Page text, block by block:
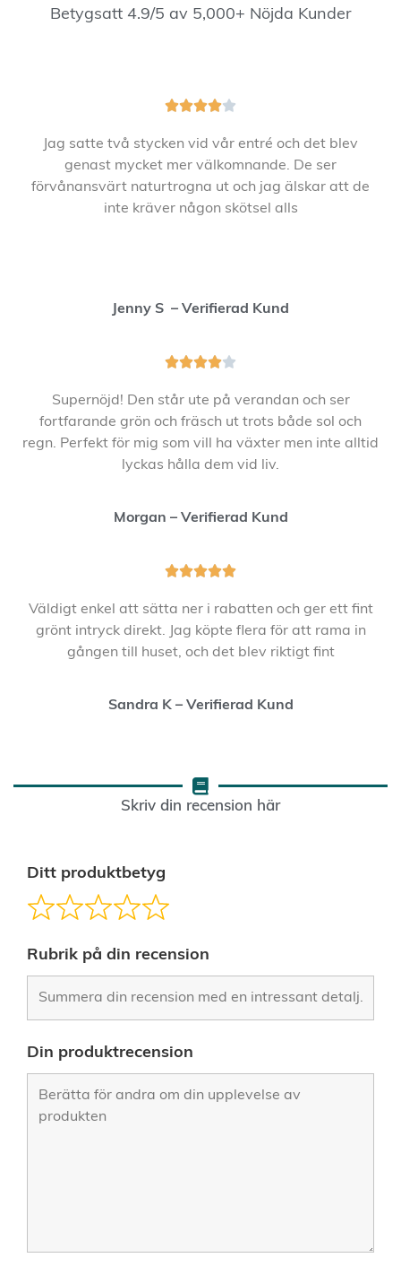
Betygsatt 4.9/5 av 5,000+ Nöjda Kunder

Jag satte två stycken vid vår entré och det blev
genast mycket mer välkomnande. De ser
förvånansvärt naturtrogna ut och jag älskar att de
inte kräver någon skötsel alls
Jenny S – Verifierad Kund

Supernöjd! Den står ute på verandan och ser
fortfarande grön och fräsch ut trots både sol och
regn. Perfekt för mig som vill ha växter men inte alltid
lyckas hålla dem vid liv.
Morgan – Verifierad Kund

Väldigt enkel att sätta ner i rabatten och ger ett fint
grönt intryck direkt. Jag köpte flera för att rama in
gången till huset, och det blev riktigt fint
Sandra K – Verifierad Kund
Skriv din recension här
Ditt produktbetyg
Rubrik på din recension
Din produktrecension